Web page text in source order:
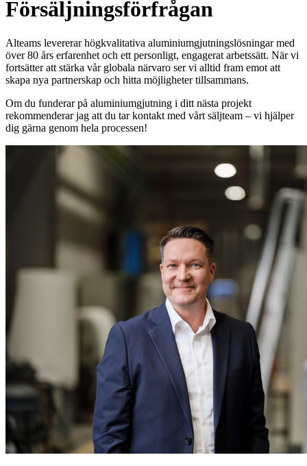
Försäljningsförfrågan
Alteams levererar högkvalitativa aluminiumgjutningslösningar med
över 80 års erfarenhet och ett personligt, engagerat arbetssätt. När vi
fortsätter att stärka vår globala närvaro ser vi alltid fram emot att
skapa nya partnerskap och hitta möjligheter tillsammans.
Om du funderar på aluminiumgjutning i ditt nästa projekt
rekommenderar jag att du tar kontakt med vårt säljteam – vi hjälper
dig gärna genom hela processen!